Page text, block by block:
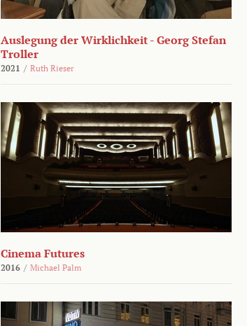
Auslegung der Wirklichkeit - Georg Stefan
Troller
2021 / Ruth Rieser
Cinema Futures
2016 / Michael Palm